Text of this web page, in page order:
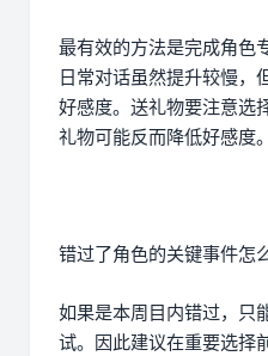
最有效的方法是完成角色
日常对话虽然提升较慢，
好感度。送礼物要注意选
礼物可能反而降低好感度。
错过了角色的关键事件怎
如果是本周目内错过，只
试。因此建议在重要选择